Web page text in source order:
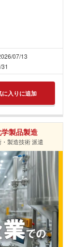
07/13
に入りに追加
製品製造
製造技術 派遣